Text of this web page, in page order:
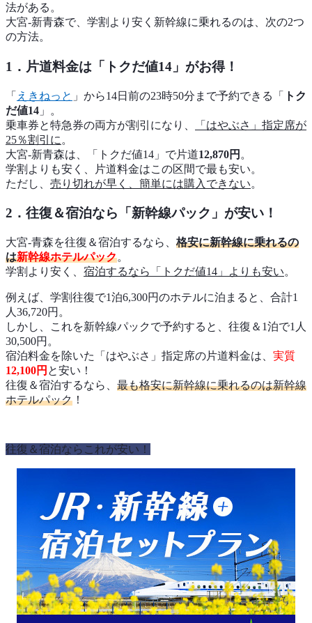
法がある。
大宮‐新青森で、学割より安く新幹線に乗れるのは、次の2つ
の方法。
1．片道料金は「トクだ値14」がお得！
「 えきねっと 」から14日前の23時50分まで予約できる「
トク
だ値14 」。
乗車券と特急券の両方が割引になり、
「はやぶさ」指定席が
25％割引に 。
大宮-新青森は、「トクだ値14」で片道12,870円 。
学割よりも安く、片道料金はこの区間で最も安い。
ただし、 売り切れが早く、簡単には購入できない。
2．往復＆宿泊なら「新幹線パック」が安い！
大宮-青森を往復＆宿泊するなら、 格安に新幹線に乗れるの
は新幹線ホテルパック。
学割より安く、 宿泊するなら「トクだ値14」よりも安い。
例えば、学割往復で1泊6,300円のホテルに泊まると、合計1
人36,720円。
しかし、これを新幹線パックで予約すると、往復＆1泊で1人
30,500円。
宿泊料金を除いた「はやぶさ」指定席の片道料金は、 実質
12,100円 と安い！
往復＆宿泊するなら、 最も格安に新幹線に乗れるのは新幹線
ホテルパック ！
往復＆宿泊ならこれが安い！